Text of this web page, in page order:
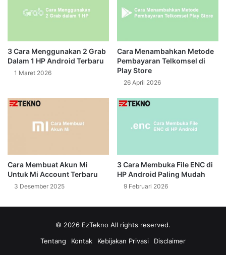
3 Cara Menggunakan 2 Grab
Dalam 1 HP Android Terbaru
1 Maret 2026
Cara Menambahkan Metode
Pembayaran Telkomsel di
Play Store
26 April 2026
Cara Membuat Akun Mi
Untuk Mi Account Terbaru
3 Desember 2025
3 Cara Membuka File ENC di
HP Android Paling Mudah
9 Februari 2026
© 2026 EzTekno All rights reserved.
Tentang
Kontak Kebijakan Privasi Disclaimer